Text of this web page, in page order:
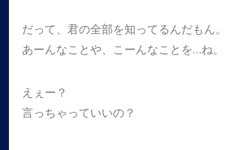
だって、君の全部を知ってるんだもん。
あーんなことや、こーんなことを…ね。
えぇー？
言っちゃっていいの？